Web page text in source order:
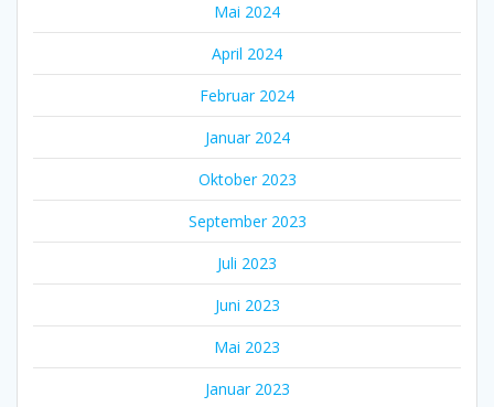
Mai 2024
April 2024
Februar 2024
Januar 2024
Oktober 2023
September 2023
Juli 2023
Juni 2023
Mai 2023
Januar 2023